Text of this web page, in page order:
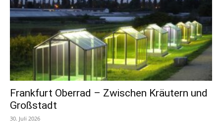
Frankfurt Oberrad – Zwischen Kräutern und
Großstadt
30. Juli 2026